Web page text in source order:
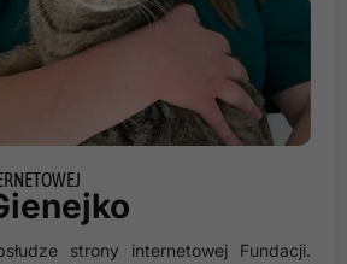
strony internetowej Fundacji.
pliki cookie,
niektóre funkcje
znikną ze strony
swoje
zainteresowania i